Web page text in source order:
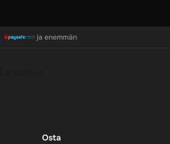
ja enemmän
Osta